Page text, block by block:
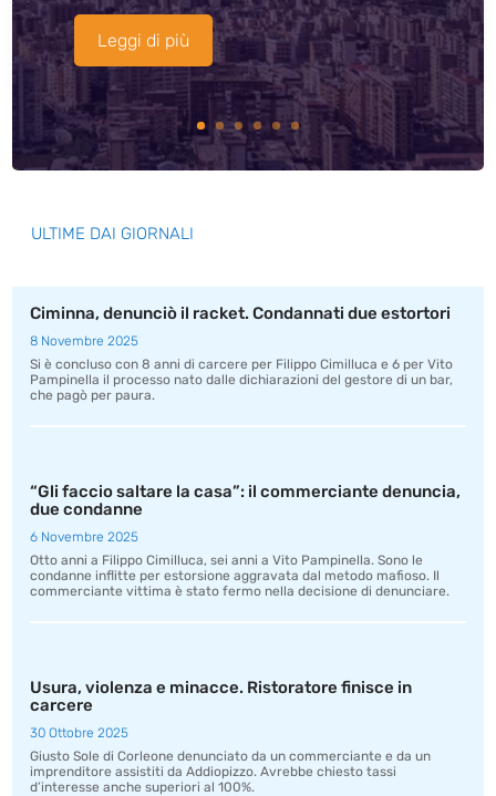
Leggi di più
ULTIME DAI GIORNALI
Ciminna, denunciò il racket. Condannati due estortori
8 Novembre 2025
Si è concluso con 8 anni di carcere per Filippo Cimilluca e 6 per Vito
Pampinella il processo nato dalle dichiarazioni del gestore di un bar,
che pagò per paura.
“Gli faccio saltare la casa”: il commerciante denuncia,
due condanne
6 Novembre 2025
Otto anni a Filippo Cimilluca, sei anni a Vito Pampinella. Sono le
condanne inflitte per estorsione aggravata dal metodo mafioso. Il
commerciante vittima è stato fermo nella decisione di denunciare.
Usura, violenza e minacce. Ristoratore finisce in
carcere
30 Ottobre 2025
Giusto Sole di Corleone denunciato da un commerciante e da un
imprenditore assistiti da Addiopizzo. Avrebbe chiesto tassi
d’interesse anche superiori al 100%.